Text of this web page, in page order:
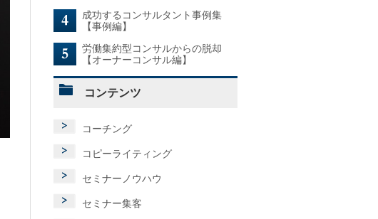
成功するコンサルタント事例集
【事例編】
労働集約型コンサルからの脱却
【オーナーコンサル編】
コンテンツ
コーチング
コピーライティング
セミナーノウハウ
セミナー集客